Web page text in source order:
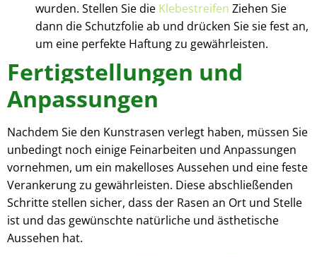
wurden. Stellen Sie die Klebestreifen Ziehen Sie
dann die Schutzfolie ab und drücken Sie sie fest an,
um eine perfekte Haftung zu gewährleisten.
Fertigstellungen und
Anpassungen
Nachdem Sie den Kunstrasen verlegt haben, müssen Sie
unbedingt noch einige Feinarbeiten und Anpassungen
vornehmen, um ein makelloses Aussehen und eine feste
Verankerung zu gewährleisten. Diese abschließenden
Schritte stellen sicher, dass der Rasen an Ort und Stelle
ist und das gewünschte natürliche und ästhetische
Aussehen hat.